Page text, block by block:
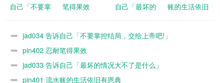
自己「不要掌
上帝吧!」
笔得果效
自己「最坏的
什么」
账的生活依旧
jad034 告诉自己「不要掌控结局，交给上帝吧!」
pin402 忍耐笔得果效
jad033 告诉自己「最坏的情况大不了是什么」
pin401 流水账的生活依旧有恩典